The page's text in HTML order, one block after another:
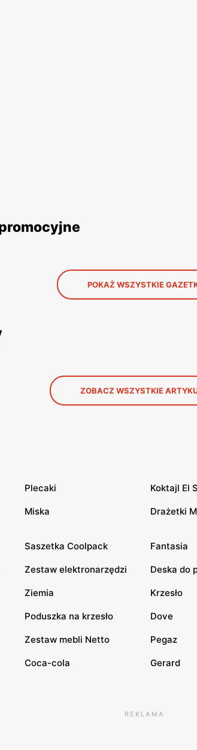
POKAŻ WSZYSTKIE
ZOBACZ WSZYSTKIE
Plecaki Koktajl El
Miska Drażetki
Saszetka Coolpack Fantasia
Zestaw elektronarzędzi Deska do
Ziemia Krzesło
Poduszka na krzesło Dove
Zestaw mebli Netto Pegaz
Coca-cola Gerard
REKLAMA